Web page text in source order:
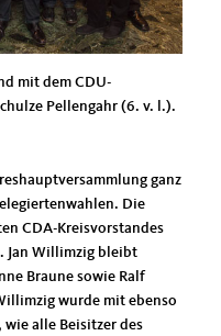
mit dem CDU-
Pellengahr (6. v. l.).
ganz
Die
CDA-Kreisvorstandes
Jan Willimzig bleibt
Braune sowie Ralf
wurde mit ebenso
alle Beisitzer des